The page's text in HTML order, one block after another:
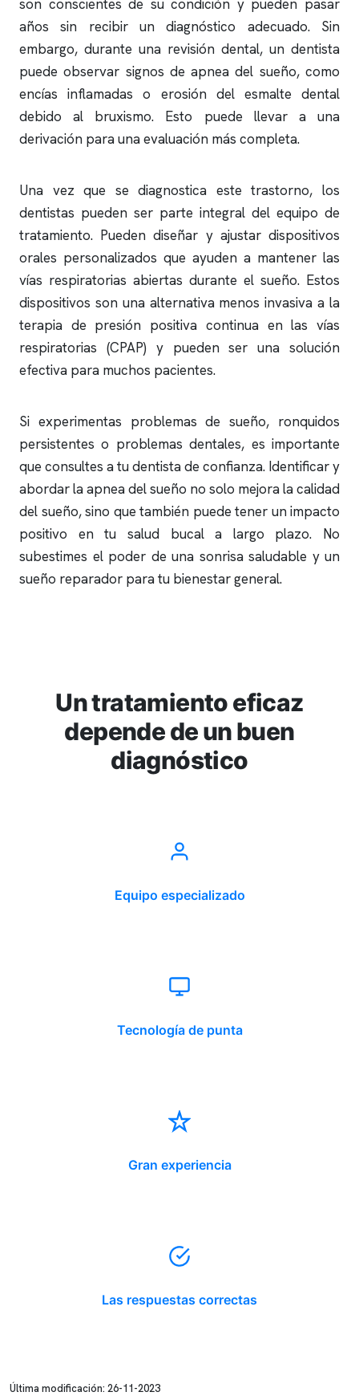
son conscientes de su condición y pueden pasar
años sin recibir un diagnóstico adecuado. Sin
embargo, durante una revisión dental, un dentista
puede observar signos deapnea del sueño, como
encías inflamadas o erosión del esmalte dental
debido al bruxismo. Esto puede llevar a una
derivación para una evaluación más completa.
Una vez que se diagnostica este trastorno, los
dentistas pueden ser parte integral del equipo de
tratamiento. Pueden diseñar y ajustar dispositivos
orales personalizados que ayuden a mantener las
vías respiratorias abiertas durante el sueño. Estos
dispositivos son una alternativa menos invasiva a la
terapia de presión positiva continua en las vías
respiratorias (CPAP) y pueden ser una solución
efectiva para muchos pacientes.
Si experimentas problemas de sueño, ronquidos
persistentes o problemas dentales, es importante
que consultes a tu dentista de confianza. Identificar y
abordar laapnea del sueño no solo mejora la calidad
del sueño, sino que también puede tener un impacto
positivo en tu salud bucal a largo plazo. No
subestimes el poder de una sonrisa saludable y un
sueño reparador para tu bienestar general.
Un tratamiento eficaz
depende de un buen
diagnóstico
Equipo especializado
Tecnología de punta
Gran experiencia
Las respuestas correctas
Última modificación: 26-11-2023